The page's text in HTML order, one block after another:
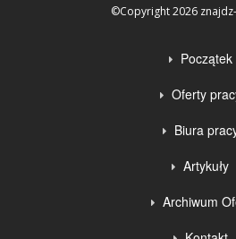
©Copyright 2026
Początek
Oferty
Biura
Artykuły
Archiwum